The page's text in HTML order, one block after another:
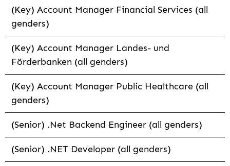
(Key) Account Manager Financial Services (all
genders)
(Key) Account Manager Landes- und
Förderbanken (all genders)
(Key) Account Manager Public Healthcare (all
genders)
(Senior) .Net Backend Engineer (all genders)
(Senior) .NET Developer (all genders)